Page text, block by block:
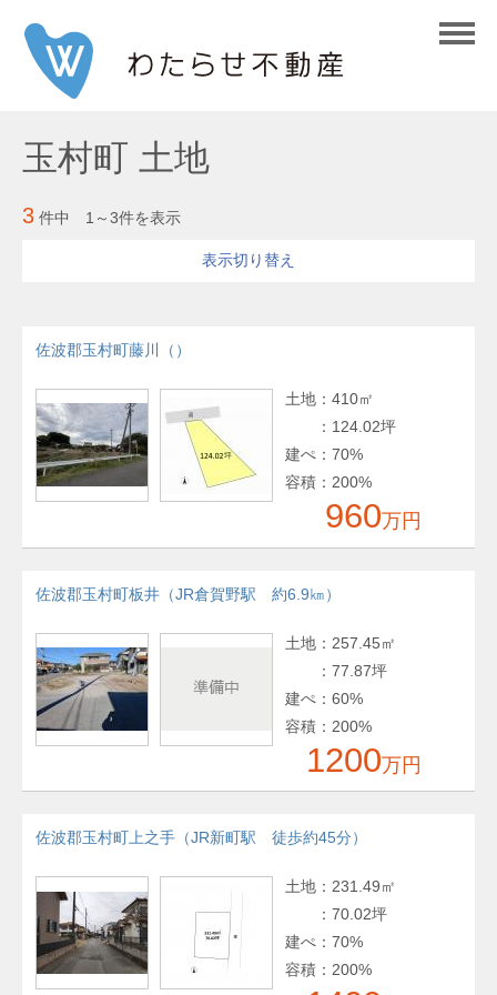
玉村町 土地
3 件中 1～3件を表示
表示切り替え
佐波郡玉村町藤川（）
土地 ：410㎡
： 124.02坪
建ぺ ：70%
容積 ：200%
960万円
佐波郡玉村町板井（JR倉賀野駅 約6.9㎞）
土地 ： 257.45㎡
：77.87坪
建ぺ ：60%
容積 ： 200%
1200万円
佐波郡玉村町上之手（JR新町駅 徒歩約45分）
土地 ：231.49㎡
：70.02坪
建ぺ ：70%
容積 ：200%